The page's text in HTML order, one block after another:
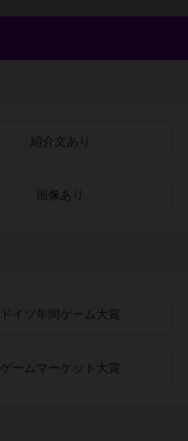
紹介文あり
画像あり
ドイツ年間ゲーム大賞
ゲームマーケット大賞